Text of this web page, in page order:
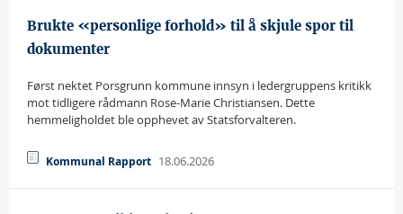
Brukte «personlige forhold» til å skjule spor til
dokumenter
Først nektet Porsgrunn kommune innsyn i ledergruppens kritikk
mot tidligere rådmann Rose-Marie Christiansen. Dette
hemmeligholdet ble opphevet av Statsforvalteren.
Kommunal Rapport 18.06.2026